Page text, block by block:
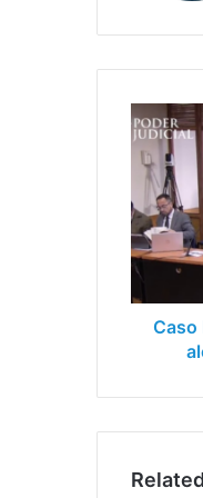
Caso
licencias:
Jugadores
de
Colo
Colo
alcanzan
acuerdo
y
evitanCaso